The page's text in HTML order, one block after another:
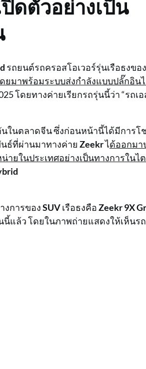
ดตัวอย่างเป็น
รถยนต์รถครอสโอเวอร์รุ่นเรือธงขอ
ยมาพร้อมระบบส่งกำลังแบบปลั๊กอิน
โดยทางค่ายเรียกรถรุ่นนี้ว่า “รถเอ
นในตลาดจีน ซึ่งก่อนหน้านี้ได้มีการโ
ธ์ที่ผ่านมาทางค่าย Zeekrได้ออกมา
ยในประเทศอย่างเป็นทางการในไ
งการของSUVเรือธงคือZeekr 9X
นี้แล้ว โดยในภาพถ่ายแสดงให้เห็นร